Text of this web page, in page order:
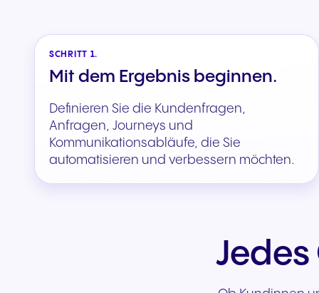
SCHRITT 1.
Mit dem Ergebnis beginnen.
Definieren Sie die Kundenfragen,
Anfragen, Journeys und
Kommunikationsabläufe, die Sie
automatisieren und verbessern möchten.